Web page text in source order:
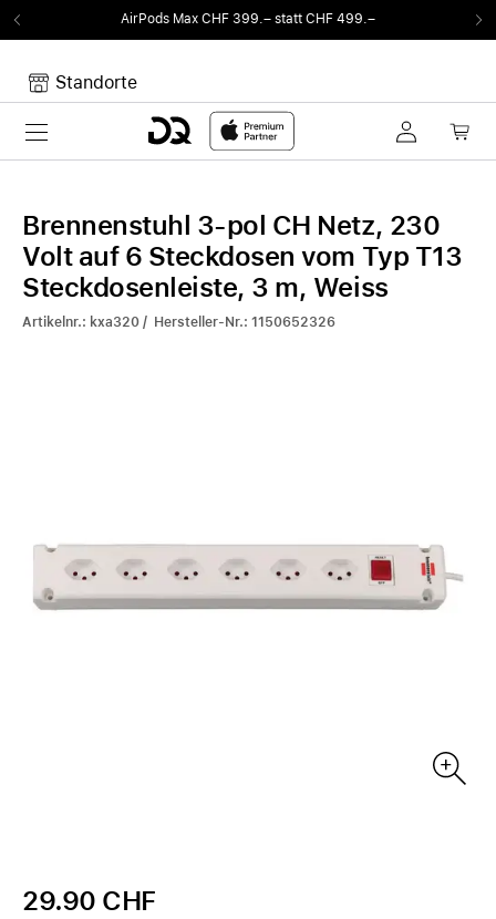
AirPods Max CHF 399.– statt CHF 499.–
Standorte
Toggle navigation
Brennenstuhl 3-pol CH Netz, 230
Volt auf 6 Steckdosen vom Typ T13
Steckdosenleiste, 3 m, Weiss
Artikelnr.: kxa320 / Hersteller-Nr.: 1150652326
29.90 CHF